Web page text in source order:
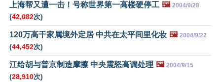
上海帮又遭一击！号称世界第一高楼硬停工 🖼️ 2004/9/28
(42,082次)
120万高干家属境外定居 中共在太平间里化妆 🖼️ 2004/9/22
(44,452次)
江给胡与普京制造摩擦 中央震怒高调处理 🖼️ 2004/9/15
(28,910次)